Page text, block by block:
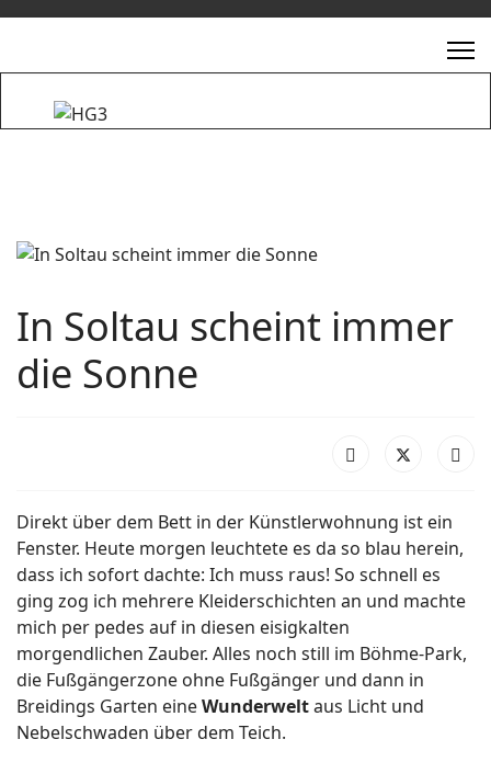
In Soltau scheint immer
die Sonne
Direkt über dem Bett in der Künstlerwohnung ist ein
Fenster. Heute morgen leuchtete es da so blau herein,
dass ich sofort dachte: Ich muss raus! So schnell es
ging zog ich mehrere Kleiderschichten an und machte
mich per pedes auf in diesen eisigkalten
morgendlichen Zauber. Alles noch still im Böhme-Park,
die Fußgängerzone ohne Fußgänger und dann in
Breidings Garten eineWunderweltaus Licht und
Nebelschwaden über dem Teich.